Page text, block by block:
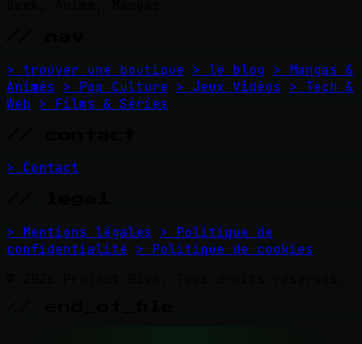
> trouver une boutique > le blog > Mangas &
Animés
> Pop Culture > Jeux Vidéos
> Tech &
Web > Films & Séries
> Contact
> Mentions légales
> Politique de
confidentialité > Politique de cookies